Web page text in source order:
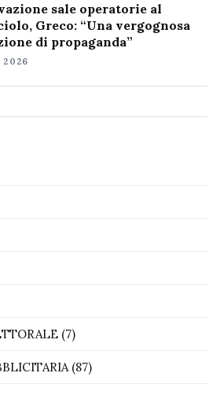
sale operatorie al
Greco: “Una vergognosa
di propaganda”
2026
(7)
(87)